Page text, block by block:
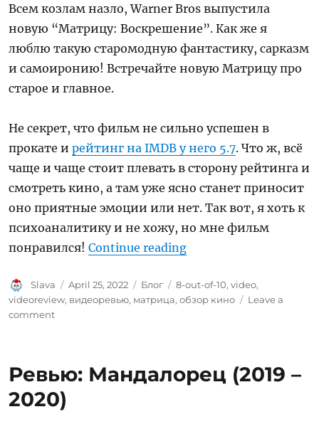
Всем козлам назло, Warner Bros выпустила
новую “Матрицу: Воскрешение”. Как же я
люблю такую старомодную фантастику, сарказм
и самоиронию! Встречайте новую Матрицу про
старое и главное.
Не секрет, что фильм не сильно успешен в
прокате ирейтинг на IMDB у него 5.7. Что ж, всё
чаще и чаще стоит плевать в сторону рейтинга и
смотреть кино, а там уже ясно станет приносит
оно приятные эмоции или нет. Так вот, я хоть к
психоаналитику и не хожу, но мне фильм
понравился!Continue reading“Ревью: Матрица:
Author
Slava
Posted
on
April 25, 2022 Categories
Блог Tags
8-out-of-10,video,
videoreview, видеоревью, матрица,обзор кино
Leave a
commenton
(2021)
Ревью: Мандалорец (2019 –
2020)